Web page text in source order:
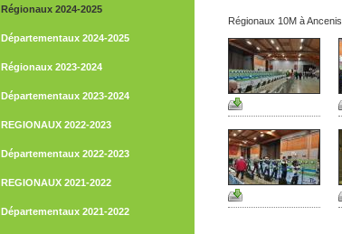
Régionaux 2024-2025
Départementaux 2024-2025
Régionaux 2023-2024
Départementaux 2023-2024
REGIONAUX 2022-2023
Départementaux 2022-2023
REGIONAUX 2021-2022
Départementaux 2021-2022
Régionaux 10M à Ancenis